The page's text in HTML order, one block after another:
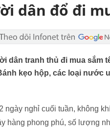
dân đổ đi
dân tranh thủ đi mua sắm
kẹo hộp, các loại nước
ngày nghỉ cuối tuần, không
hàng phong phú, số lượng